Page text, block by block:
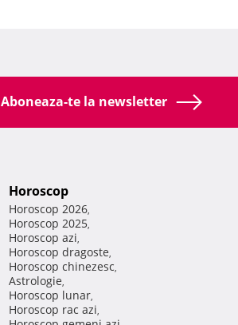
Aboneaza-te la newsletter
Horoscop
Horoscop 2026,
Horoscop 2025,
Horoscop azi,
Horoscop dragoste,
Horoscop chinezesc,
Astrologie,
Horoscop lunar,
Horoscop rac azi,